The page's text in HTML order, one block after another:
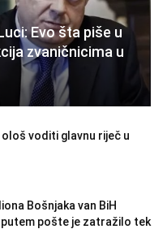
Evo šta piše u
zvaničnicima u
voditi glavnu riječ u
Bošnjaka van BiH
putem pošte je zatražilo tek